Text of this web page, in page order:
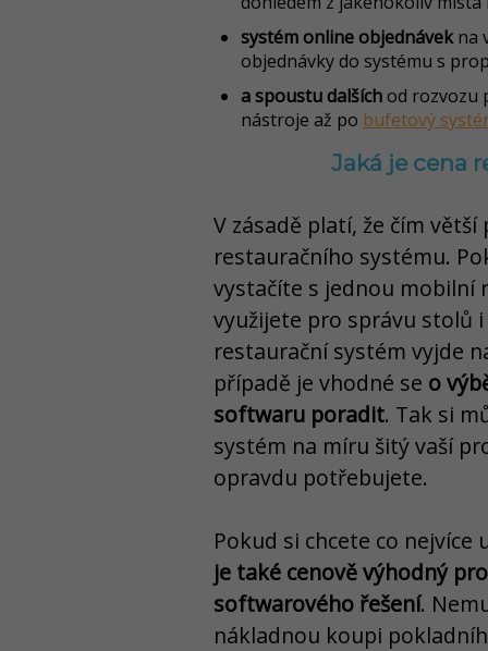
systém online objednávekna
objednávky do systému s
a spoustu dalšíchod rozvozu
nástroje až po bufetový
Jaká je cena
V zásadě platí, že čím
restauračního systému.
vystačíte s jednou mobilní
využijete pro správu stolů
restaurační systém vyjde
případě je vhodné se o
softwaru poradit. Tak si
systém na míru šitý vaší
opravdu potřebujete.
Pokud si chcete co
je také cenově výhodný
softwarového řešení.
nákladnou koupi